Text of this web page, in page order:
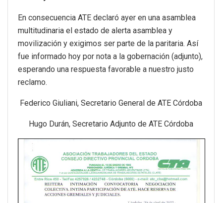
En consecuencia ATE declaró ayer en una asamblea
multitudinaria el estado de alerta asamblea y
movilización y exigimos ser parte de la paritaria. Así
fue informado hoy por nota a la gobernación (adjunto),
esperando una respuesta favorable a nuestro justo
reclamo.
Federico Giuliani, Secretario General de ATE Córdoba
Hugo Durán, Secretario Adjunto de ATE Córdoba